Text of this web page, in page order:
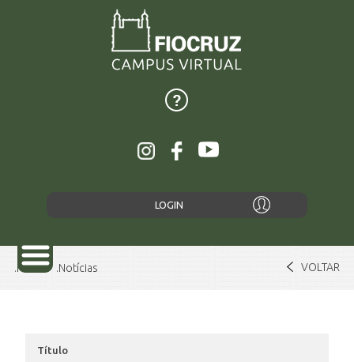
LOGIN
Home Notícias VOLTAR
Título